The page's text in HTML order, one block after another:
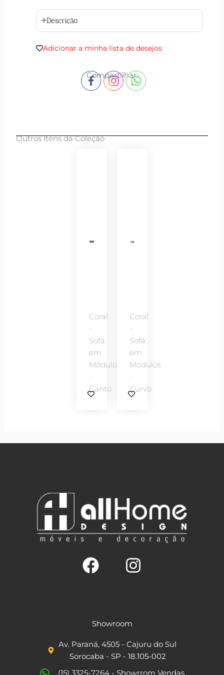
Descrição
Adicionar a minha lista de desejos
Compartilhar:
Outros Itens da Coleção
Coral
-
Sofá
em
Módulos
-
Canto
Coral
-
Sofá
em
Módulos
-
Curvo
c
e
b
t
a
Showroom
Av. Paraná, 4505 - Cajuru do Sul
Sorocaba - SP - 18.105-002
(15) 3325-7264 - Showrrom Vendas